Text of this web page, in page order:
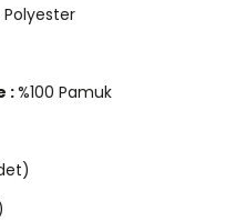
Polyester
:%100 Pamuk